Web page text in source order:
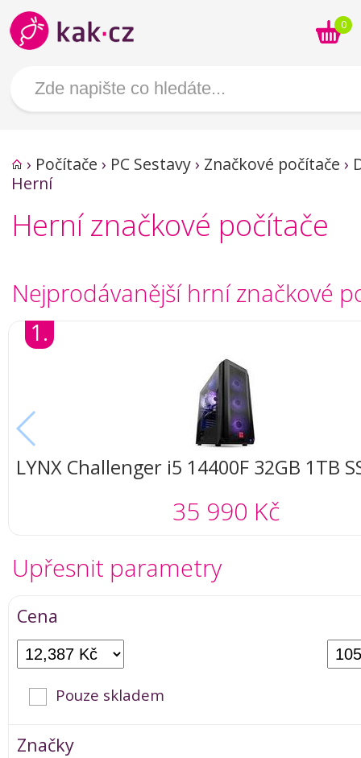
0
› Počítače › PC Sestavy› Značkové počítače ›
Herní
Herní značkové počítače
Nejprodávanější hrní značkové
1.
LYNX Challenger i5 14400F 32GB 1TB
35 990 Kč
Upřesnit parametry
Cena
Pouze skladem
Značky